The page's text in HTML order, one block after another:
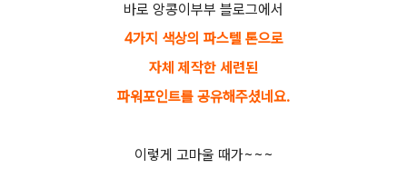
바로 앙콩이부부 블로그에서
4가지 색상의 파스텔 톤으로
자체 제작한 세련된
파워포인트를 공유해주셨네요.
이렇게 고마울 때가~~~